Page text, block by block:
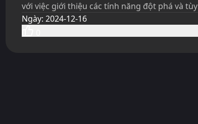
với việc giới thiệu các tính năng đột phá và tùy
chỉnh nâng cao.
Ngày: 2024-12-16